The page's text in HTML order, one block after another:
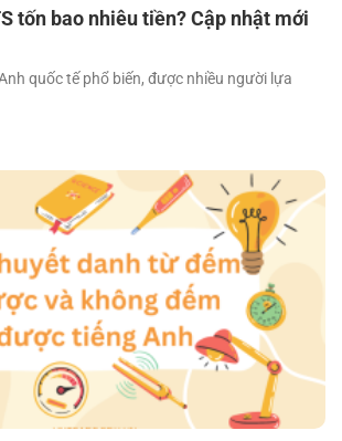
tốn bao nhiêu tiền? Cập nhật mới
quốc tế phổ biến, được nhiều người lựa